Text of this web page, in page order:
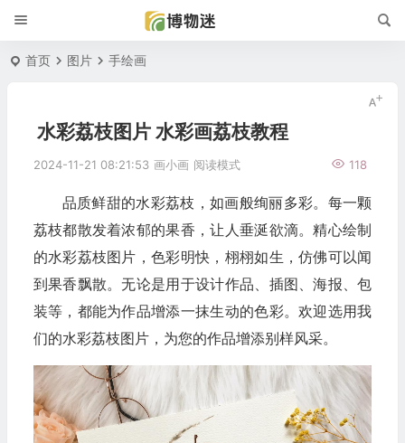
首页 图片 手绘画
水彩荔枝图片 水彩画荔枝教程
2024-11-21 08:21:53 画小画 118
阅读模式
品质鲜甜的水彩荔枝，如画般绚丽多彩。每一颗
荔枝都散发着浓郁的果香，让人垂涎欲滴。精心绘制
的水彩荔枝图片，色彩明快，栩栩如生，仿佛可以闻
到果香飘散。无论是用于设计作品、插图、海报、包
装等，都能为作品增添一抹生动的色彩。欢迎选用我
们的水彩荔枝图片，为您的作品增添别样风采。